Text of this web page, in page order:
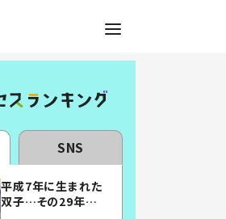
SNS
平成7年に生まれた
双子…その29年後